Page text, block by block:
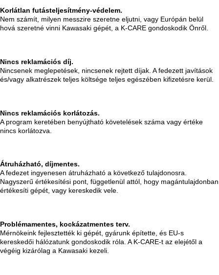
Korlátlan futásteljesítmény-védelem.
Nem számít, milyen messzire szeretne eljutni, vagy Európán belül
hová szeretné vinni Kawasaki gépét, a K-CARE gondoskodik Önről.
Nincs reklamációs díj.
Nincsenek meglepetések, nincsenek rejtett díjak. A fedezett javítások
és/vagy alkatrészek teljes költsége teljes egészében kifizetésre kerül.
Nincs reklamációs korlátozás.
A program keretében benyújtható követelések száma vagy értéke
nincs korlátozva.
Átruházható, díjmentes.
A fedezet ingyenesen átruházható a következő tulajdonosra.
Nagyszerű értékesítési pont, függetlenül attól, hogy magántulajdonban
értékesíti gépét, vagy kereskedik vele.
Problémamentes, kockázatmentes terv.
Mérnökeink fejlesztették ki gépét, gyárunk építette, és EU-s
kereskedői hálózatunk gondoskodik róla. A K-CARE-t az elejétől a
végéig kizárólag a Kawasaki kezeli.